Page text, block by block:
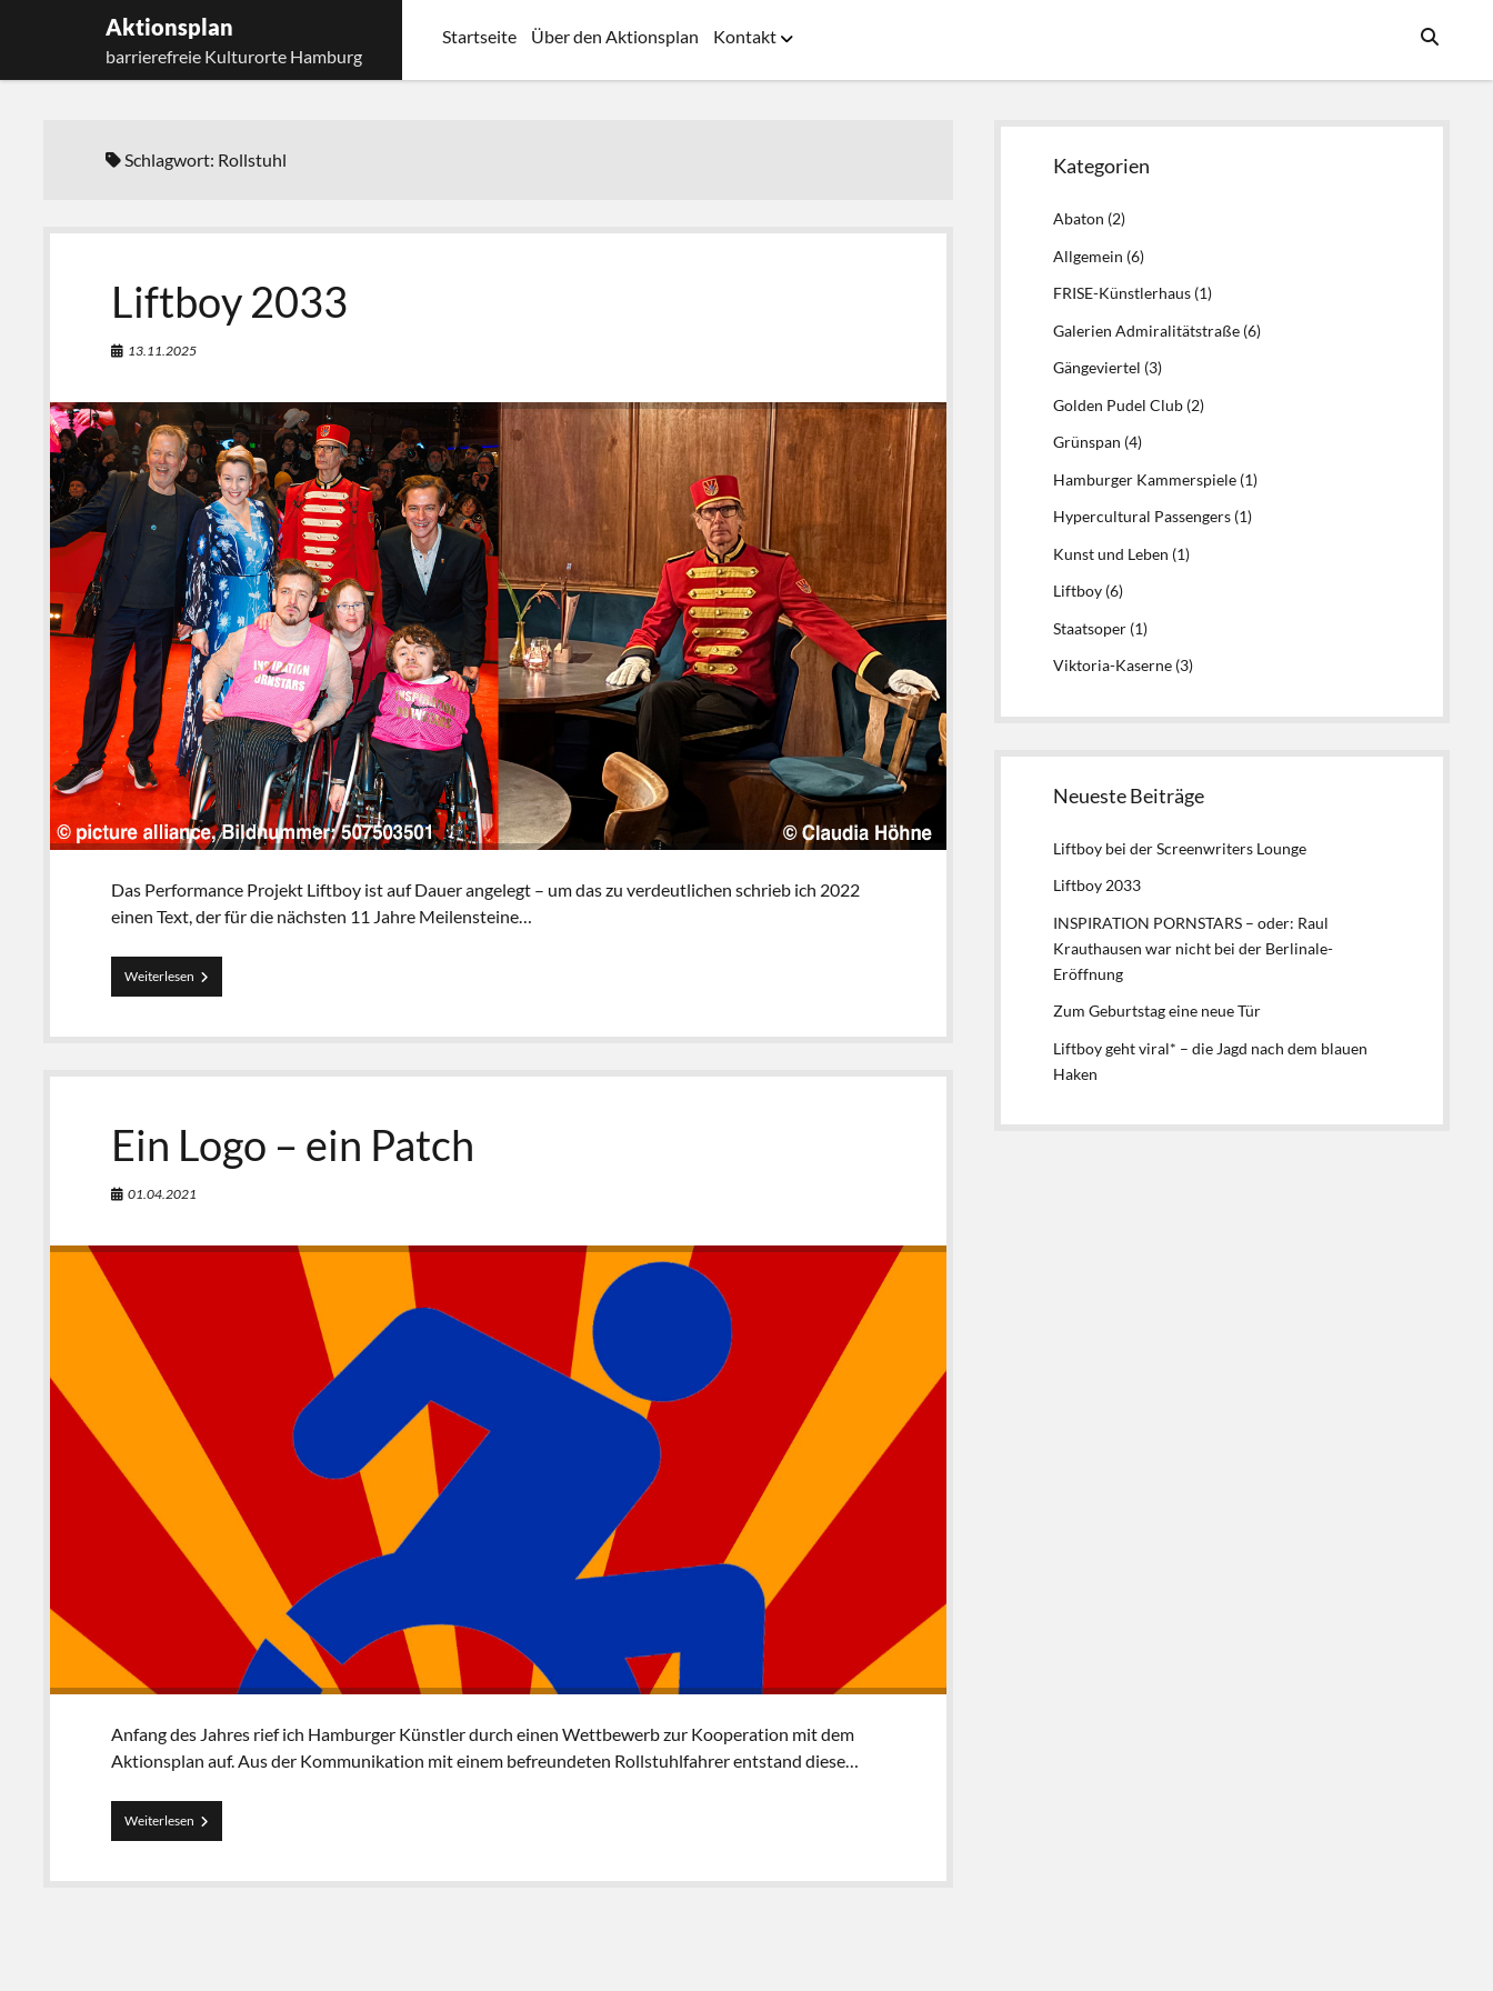
Aktionsplan
barrierefreie Kulturorte Hamburg
Startseite Über den Aktionsplan Kontakt Menü
Schlagwort: Rollstuhl
Liftboy 2033
13.11.2025
Das Performance Projekt Liftboy ist auf Dauer angelegt – um das zu verdeutlichen schrieb ich 2022
einen Text, der für die nächsten 11 Jahre Meilensteine…
Weiterlesen Liftboy
2033
Ein Logo – ein Patch
01.04.2021
Anfang des Jahres rief ich Hamburger Künstler durch einen Wettbewerb zur Kooperation mit dem
Aktionsplan auf. Aus der Kommunikation mit einem befreundeten Rollstuhlfahrer entstand diese…
Weiterlesen Ein
Logo
ein
Seitenleiste
Kategorien
Abaton (2)
Allgemein (6)
FRISE-Künstlerhaus (1)
Galerien Admiralitätstraße (6)
Gängeviertel (3)
Golden Pudel Club (2)
Grünspan (4)
Hamburger Kammerspiele (1)
Hypercultural Passengers (1)
Kunst und Leben (1)
Liftboy (6)
Staatsoper (1)
Viktoria-Kaserne (3)
Neueste Beiträge
Liftboy bei der Screenwriters Lounge
Liftboy 2033
INSPIRATION PORNSTARS – oder: Raul
Krauthausen war nicht bei der Berlinale-
Eröffnung
Zum Geburtstag eine neue Tür
Liftboy geht viral* – die Jagd nach dem blauen
Haken